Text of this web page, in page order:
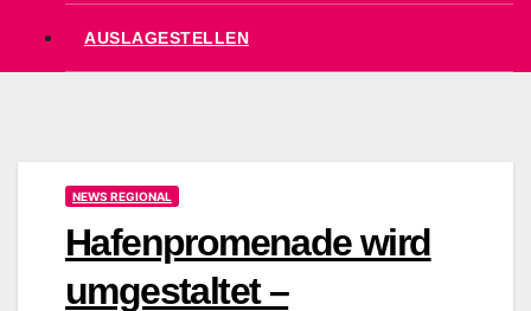
AUSLAGESTELLEN
NEWS REGIONAL
Hafenpromenade wird
umgestaltet –